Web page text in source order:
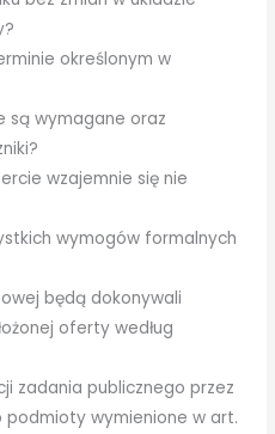
określonym w
wymagane oraz
wzajemnie się nie
wymogów formalnych
będą dokonywali
oferty według
zadania publicznego przez
podmioty wymienione w art.